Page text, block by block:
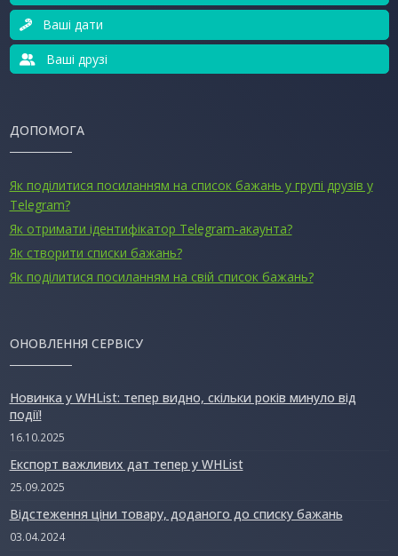
Ваші дати
Ваші друзі
ДОПОМОГА
Як поділитися посиланням на список бажань у групі друзів у
Telegram?
Як отримати ідентифікатор Telegram-акаунта?
Як створити списки бажань?
Як поділитися посиланням на свій список бажань?
ОНОВЛЕННЯ СЕРВІСУ
Новинка у WHList: тепер видно, скільки років минуло від
події!
16.10.2025
Експорт важливих дат тепер у WHList
25.09.2025
Відстеження ціни товару, доданого до списку бажань
03.04.2024